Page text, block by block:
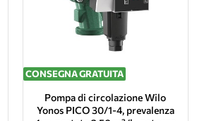
CONSEGNA GRATUITA
Pompa di circolazione Wilo
Yonos PICO 30/1-4, prevalenza